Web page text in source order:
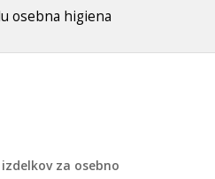
osebna higiena
za osebno